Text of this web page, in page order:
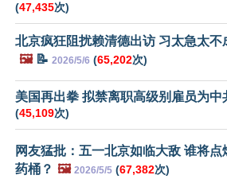
(47,435次)
北京疯狂阻扰赖清德出访 习太急太不
🖼️📝 2026/5/6 (65,202次)
美国再出拳 拟禁离职高级别雇员为中
(45,109次)
网友猛批：五一北京如临大敌 谁将点
药桶？ 🖼️ 2026/5/5 (67,382次)